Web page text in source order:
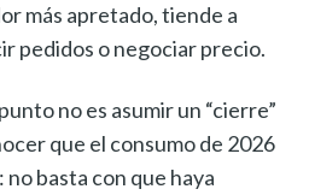
más apretado, tiende a
pedidos o negociar precio.
no es asumir un “cierre”
que el consumo de 2026
basta con que haya